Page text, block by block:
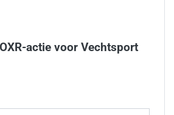
actie voor Vechtsport